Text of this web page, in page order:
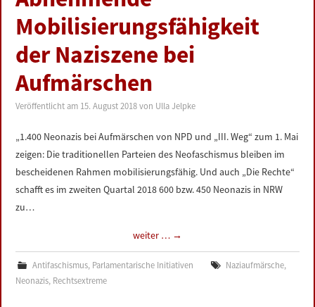
Mobilisierungsfähigkeit
der Naziszene bei
Aufmärschen
Veröffentlicht am 15. August 2018 von Ulla Jelpke
„1.400 Neonazis bei Aufmärschen von NPD und „III. Weg“ zum 1. Mai
zeigen: Die traditionellen Parteien des Neofaschismus bleiben im
bescheidenen Rahmen mobilisierungsfähig. Und auch „Die Rechte“
schafft es im zweiten Quartal 2018 600 bzw. 450 Neonazis in NRW
zu…
weiter … →
Antifaschismus, Parlamentarische Initiativen Naziaufmärsche,
Neonazis, Rechtsextreme